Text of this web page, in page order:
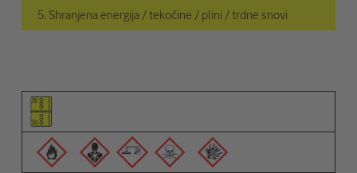
5. Shranjena energija / tekočine / plini / trdne snovi
Piktogram elementa
Piktogrami opozoril
Opis